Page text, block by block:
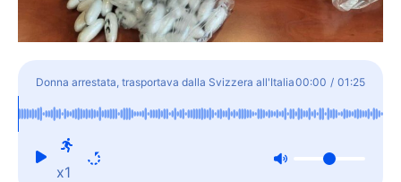
Donna arrestata, trasportava dalla Svizzera all'Italia
3,3 chili tra cocaina ed eroina
00:00 / 01:25
x1